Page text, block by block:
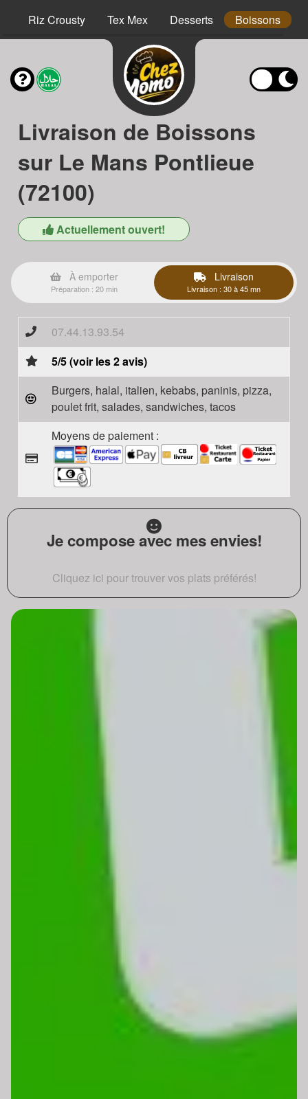
Riz Crousty Tex Mex Desserts Boissons
Livraison de Boissons
sur Le Mans Pontlieue
(72100)
Actuellement ouvert!
À emporter
Préparation : 20 min
Livraison
Livraison : 30 à 45 mn
07.44.13.93.54
5/5 (voir les 2 avis)
Burgers, halal, italien, kebabs, paninis, pizza,
poulet frit, salades, sandwiches, tacos
Moyens de paiement :
Je compose avec mes envies!
Cliquez ici pour trouver vos plats préférés!